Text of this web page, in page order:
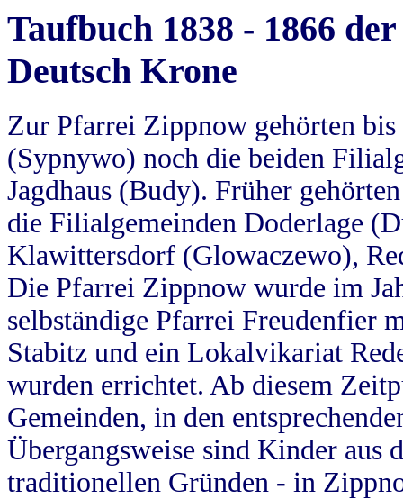
Taufbuch 1838 - 1866
Deutsch Krone
Zur Pfarrei Zippnow gehörten
(Sypnywo) noch die beiden
Jagdhaus (Budy). Früher
die Filialgemeinden Doderlage
Klawittersdorf (Glowaczewo),
Die Pfarrei Zippnow wurde im
selbständige Pfarrei Freudenfier
Stabitz und ein Lokalvikariat
wurden errichtet. Ab diesem
Gemeinden, in den
Übergangsweise sind Kinder aus
traditionellen Gründen - in